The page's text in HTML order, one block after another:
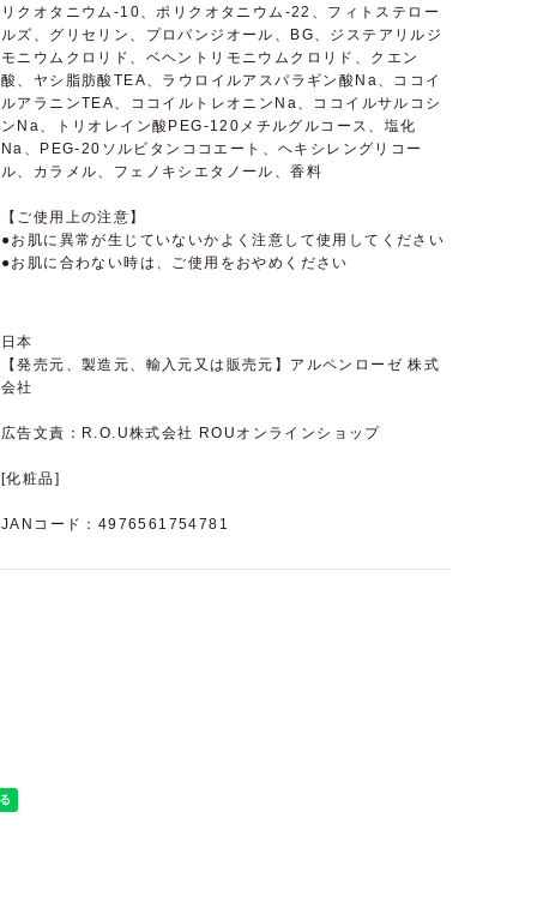
リクオタニウム-10、ポリクオタニウム-22、フィトステロー
ルズ、グリセリン、プロパンジオール、BG、ジステアリルジ
モニウムクロリド、ベヘントリモニウムクロリド、クエン
酸、ヤシ脂肪酸TEA、ラウロイルアスパラギン酸Na、ココイ
ルアラニンTEA、ココイルトレオニンNa、ココイルサルコシ
ンNa、トリオレイン酸PEG-120メチルグルコース、塩化
Na、PEG-20ソルビタンココエート、ヘキシレングリコー
ル、カラメル、フェノキシエタノール、香料
【ご使用上の注意】
●お肌に異常が生じていないかよく注意して使用してください
●お肌に合わない時は、ご使用をおやめください
日本
【発売元、製造元、輸入元又は販売元】アルペンローゼ 株式
会社
広告文責：R.O.U株式会社 ROUオンラインショップ
[化粧品]
JANコード：4976561754781